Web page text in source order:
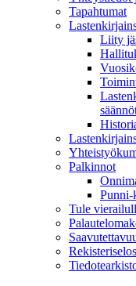
Tapahtumat
Liity
Palkinnot
Punni-
Tule